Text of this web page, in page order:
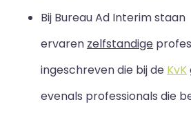
Bij Bureau Ad Interim staan
ervaren zelfstandige
ingeschreven die bij de KvK
evenals professionals die